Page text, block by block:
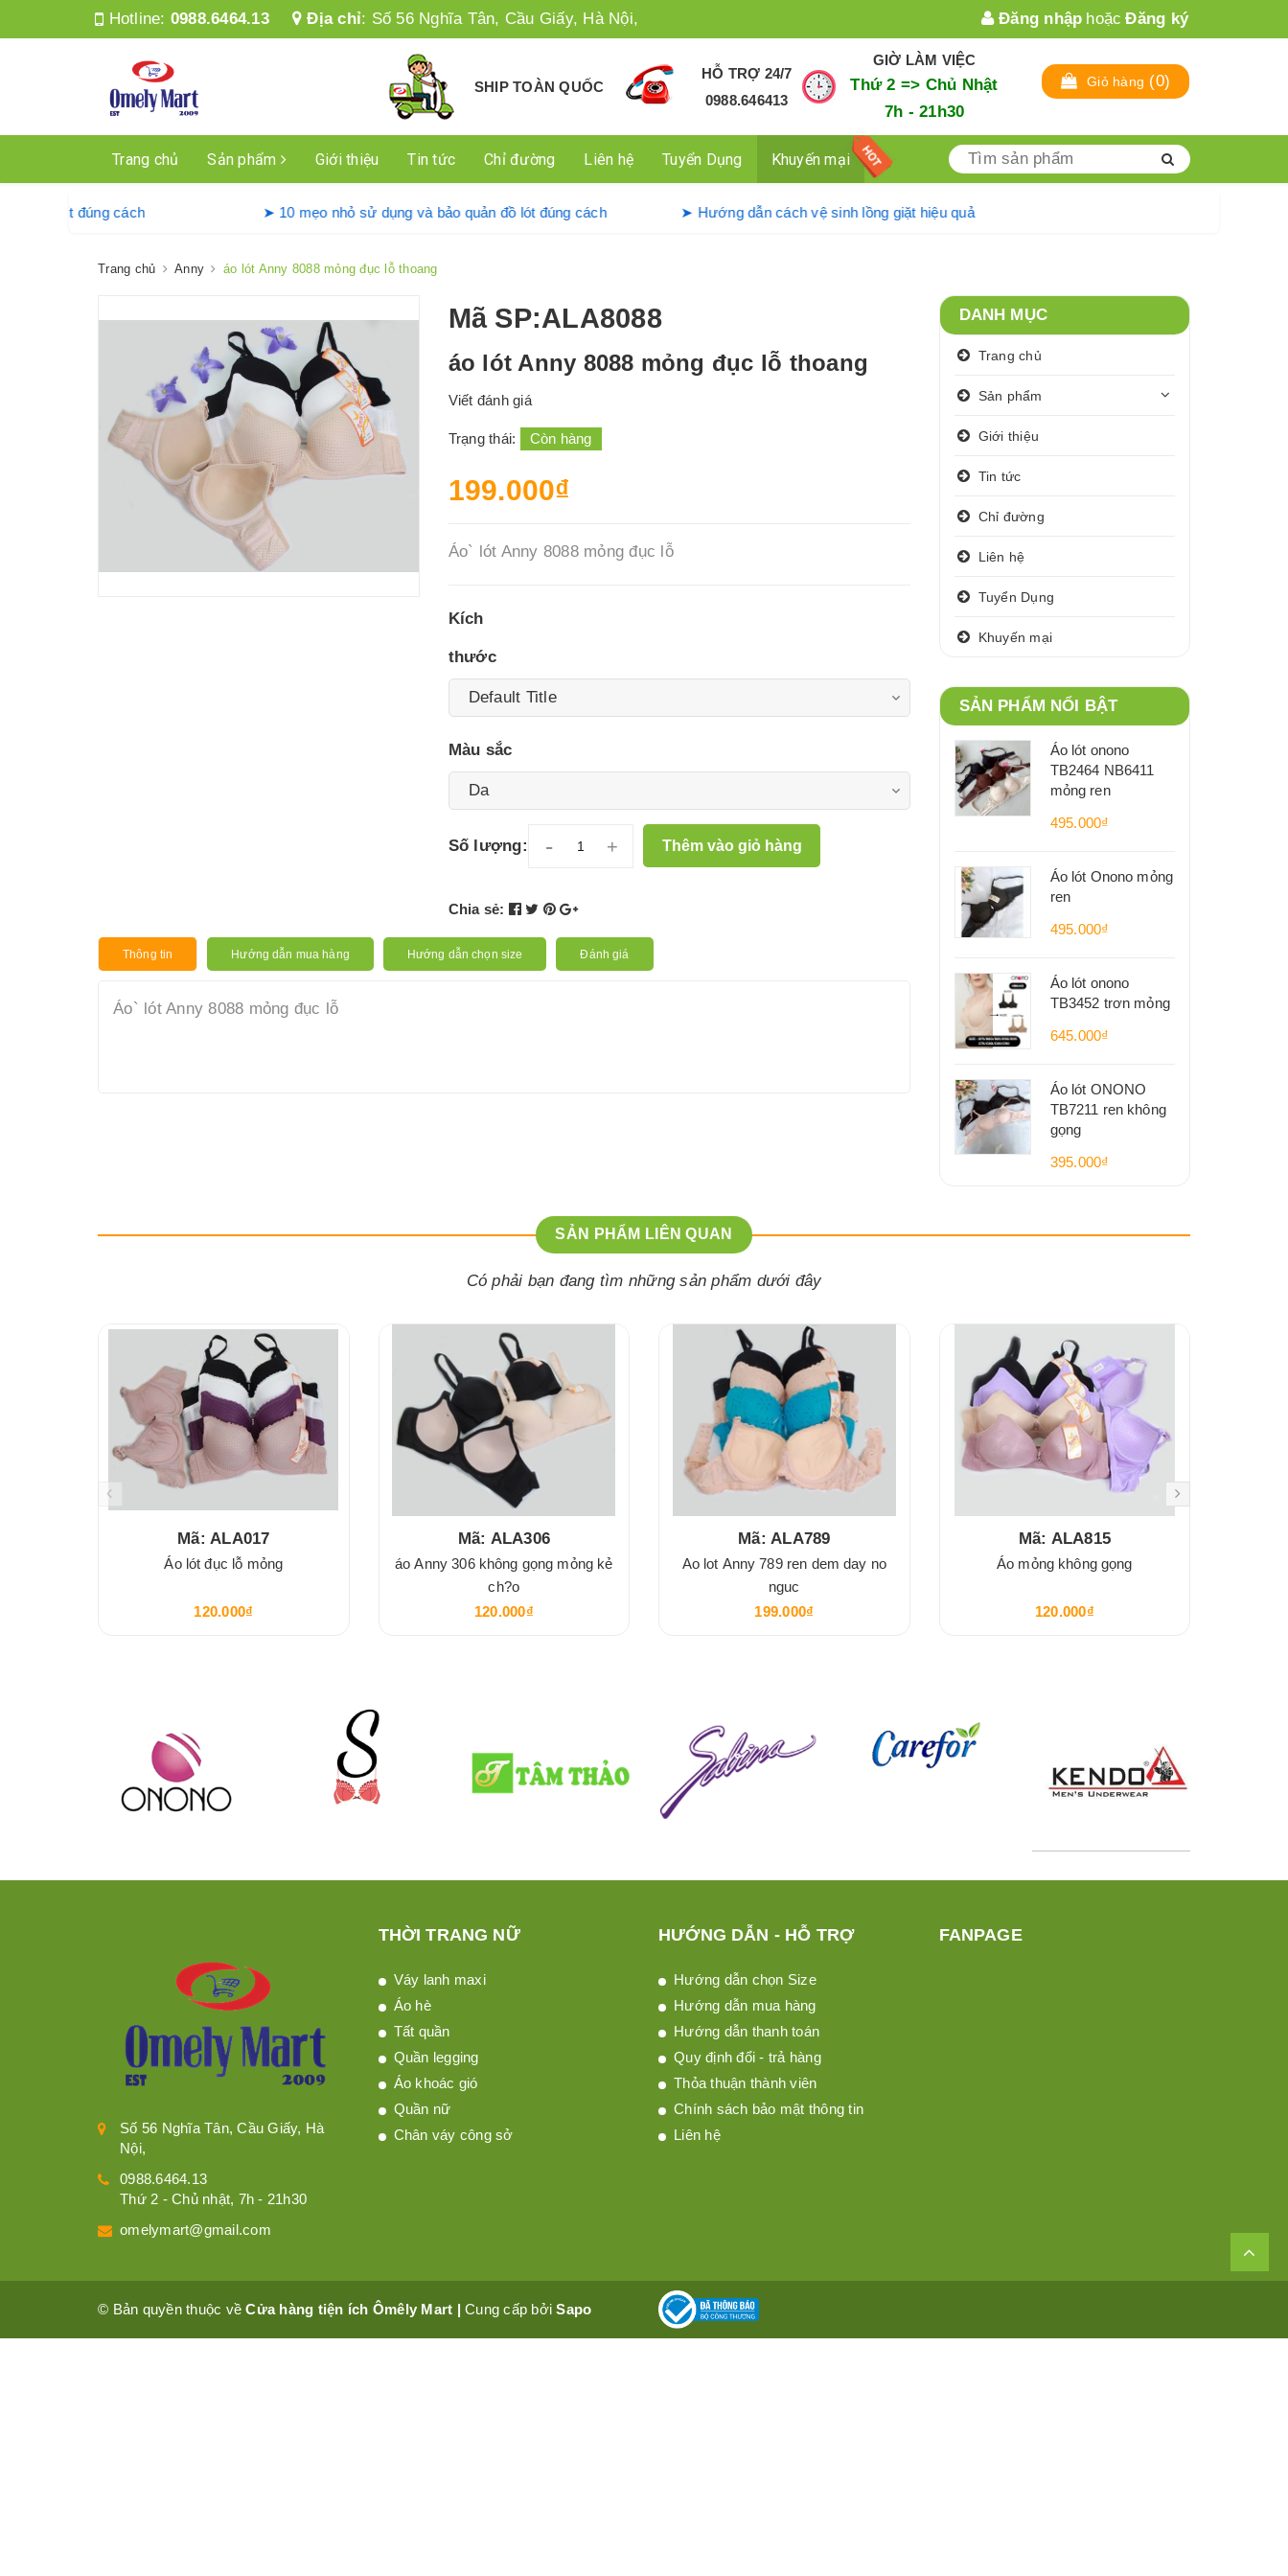
Hotline: 0988.6464.13 Địa chỉ: Số 56 Nghĩa Tân, Cầu Giấy, Hà Nội, Đăng nhập hoặc Đăng ký
SHIP TOÀN QUỐC
HỖ TRỢ 24/7
0988.646413
GIỜ LÀM VIỆC
Thứ 2 => Chủ Nhật
7h - 21h30
Giỏ hàng (0)
Trang chủ Sản phẩm Giới thiệu Tin tức Chỉ đường Liên hệ Tuyển Dụng Khuyến mại
giặt Denkmit đúng cách ➤ 10 mẹo nhỏ sử dụng và bảo quản đồ lót đúng cách ➤ Hướng dẫn cách vệ sinh lồng giặt hiệu quả
Trang chủ Anny áo lót Anny 8088 mỏng đục lỗ thoang
Mã SP:ALA8088
áo lót Anny 8088 mỏng đục lỗ thoang
Viết đánh giá
Trạng thái: Còn hàng
199.000₫
Áo` lót Anny 8088 mỏng đục lỗ
Kích
thước
Màu sắc
Số lượng: - + Thêm vào giỏ hàng
Chia sẻ:
Thông tin Hướng dẫn mua hàng Hướng dẫn chọn size Đánh giá
Áo` lót Anny 8088 mỏng đục lỗ
DANH MỤC
Trang chủ
Sản phẩm
Giới thiệu
Tin tức
Chỉ đường
Liên hệ
Tuyển Dụng
Khuyến mại
SẢN PHẨM NỔI BẬT
Áo lót onono
TB2464 NB6411
mỏng ren
495.000₫
Áo lót Onono mỏng
ren
495.000₫
Áo lót onono
TB3452 trơn mỏng
645.000₫
Áo lót ONONO
TB7211 ren không
gọng
395.000₫
SẢN PHẨM LIÊN QUAN
Có phải bạn đang tìm những sản phẩm dưới đây
Mã: ALA017
Áo lót đục lỗ mỏng
120.000₫
Mã: ALA306
áo Anny 306 không gọng mỏng kẻ
ch?o
120.000₫
Mã: ALA789
Ao lot Anny 789 ren dem day no
nguc
199.000₫
Mã: ALA815
Áo mỏng không gọng
120.000₫
Số 56 Nghĩa Tân, Cầu Giấy, Hà
Nội,
0988.6464.13
Thứ 2 - Chủ nhật, 7h - 21h30
omelymart@gmail.com
THỜI TRANG NỮ
Váy lanh maxi
Áo hè
Tất quần
Quần legging
Áo khoác gió
Quần nữ
Chân váy công sở
HƯỚNG DẪN - HỖ TRỢ
Hướng dẫn chọn Size
Hướng dẫn mua hàng
Hướng dẫn thanh toán
Quy định đổi - trả hàng
Thỏa thuận thành viên
Chính sách bảo mật thông tin
Liên hệ
FANPAGE
© Bản quyền thuộc vềCửa hàng tiện ích Ômêly Mart | Cung cấp bởiSapo